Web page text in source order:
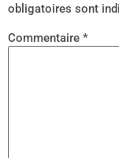
obligatoires sont
Commentaire *